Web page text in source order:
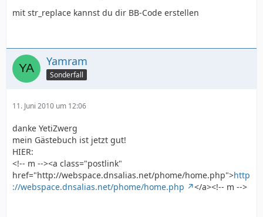
mit str_replace kannst du dir BB-Code erstellen
Yamram
Sonderfall
11. Juni 2010 um 12:06
danke YetiZwerg
mein Gästebuch ist jetzt gut!
HIER:
<!-- m --><a class="postlink"
href="http://webspace.dnsalias.net/phome/home.php">http
://webspace.dnsalias.net/phome/home.php
</a><!-- m -->